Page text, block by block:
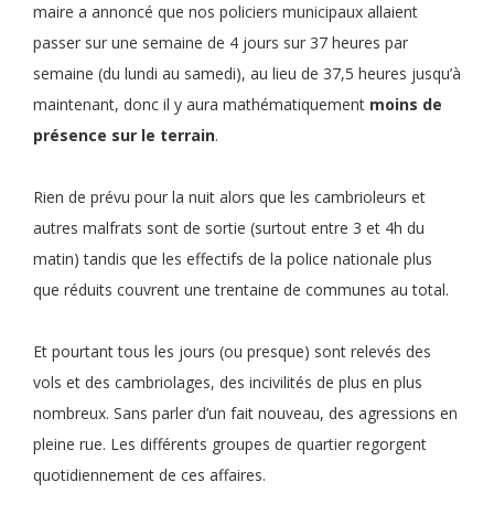
maire a annoncé que nos policiers municipaux allaient
passer sur une semaine de 4 jours sur 37 heures par
semaine (du lundi au samedi), au lieu de 37,5 heures jusqu’à
maintenant, donc il y aura mathématiquement moins de
présence sur le terrain.
Rien de prévu pour la nuit alors que les cambrioleurs et
autres malfrats sont de sortie (surtout entre 3 et 4h du
matin) tandis que les effectifs de la police nationale plus
que réduits couvrent une trentaine de communes au total.
Et pourtant tous les jours (ou presque) sont relevés des
vols et des cambriolages, des incivilités de plus en plus
nombreux. Sans parler d’un fait nouveau, des agressions en
pleine rue. Les différents groupes de quartier regorgent
quotidiennement de ces affaires.